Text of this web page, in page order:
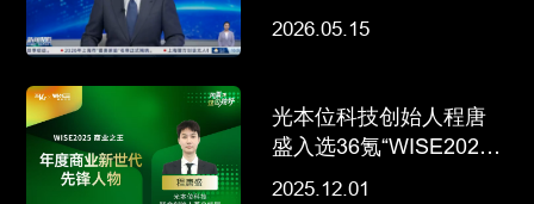
个天基光计算载荷联合
2026.05.15
光本位科技创始人程唐
盛入选36氪“WISE2025
商业之王”年度商业新世
2025.12.01